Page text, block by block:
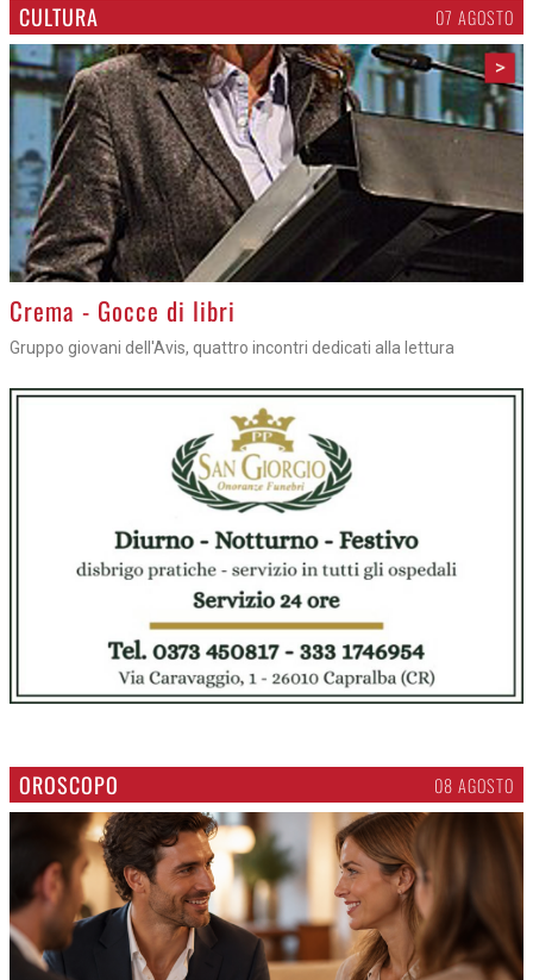
CULTURA 07 AGOSTO
>
Crema - Gocce di libri
Gruppo giovani dell'Avis, quattro incontri dedicati alla lettura
OROSCOPO 08 AGOSTO